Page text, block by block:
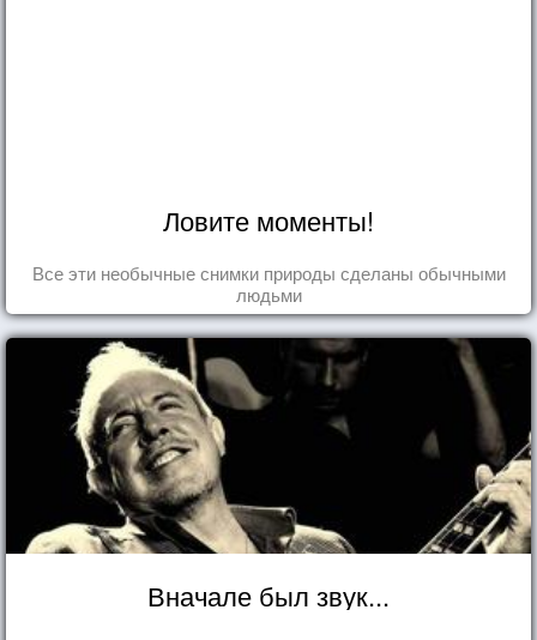
Ловите моменты!
Все эти необычные снимки природы сделаны обычными
людьми
Вначале был звук...